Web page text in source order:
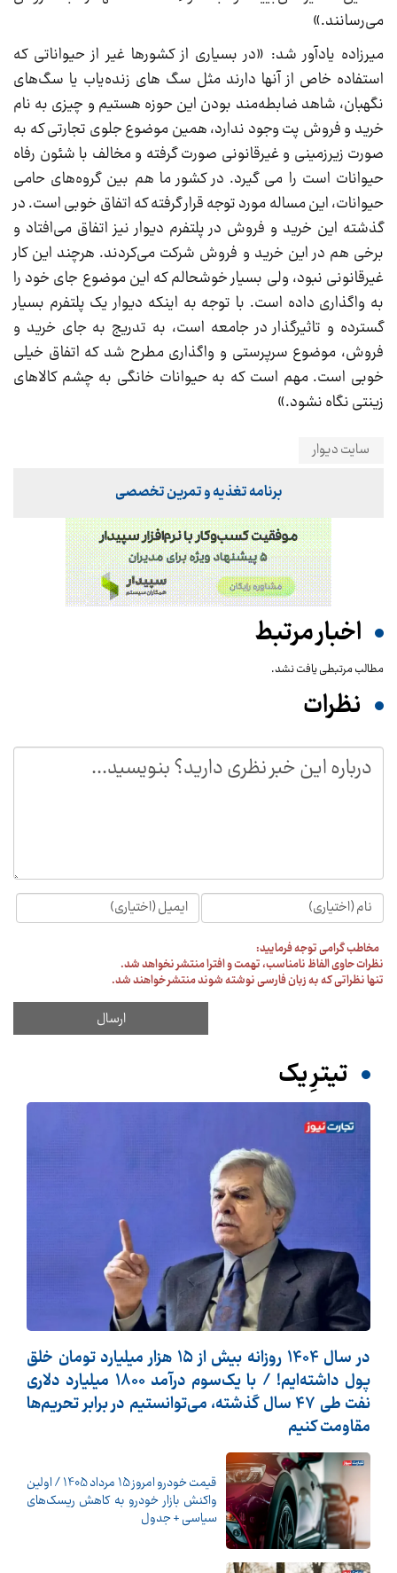
می‌رسانند.»
میرزاده یادآور شد: «در بسیاری از کشورها غیر از حیواناتی که
استفاده خاص از آنها دارند مثل سگ های زنده‌یاب یا سگ‌های
نگهبان، شاهد ضابطه‌مند بودن این حوزه هستیم و چیزی به نام
خرید و فروش پت وجود ندارد، همین موضوع جلوی تجارتی که به
صورت زیرزمینی و غیرقانونی صورت گرفته و مخالف با شئون رفاه
حیوانات است را می گیرد. در کشور ما هم بین گروه‌های حامی
حیوانات، این مساله مورد توجه قرار گرفته که اتفاق خوبی است. در
گذشته این خرید و فروش در پلتفرم دیوار نیز اتفاق می‌افتاد و
برخی هم در این خرید و فروش شرکت می‌کردند. هرچند این کار
غیرقانونی نبود، ولی بسیار خوشحالم که این موضوع جای خود را
به واگذاری داده است. با توجه به اینکه دیوار یک پلتفرم بسیار
گسترده و تاثیرگذار در جامعه است، به‌ تدریج به جای خرید و
فروش، موضوع سرپرستی و واگذاری مطرح شد که اتفاق خیلی
خوبی است. مهم است که به حیوانات خانگی به چشم کالاهای
زینتی نگاه نشود.»
سایت دیوار
برنامه تغذیه و تمرین تخصصی
اخبار مرتبط
مطالب مرتبطی یافت نشد.
نظرات
مخاطب گرامی توجه فرمایید:
نظرات حاوی الفاظ نامناسب، تهمت و افترا منتشر نخواهد شد.
تنها نظراتی که به زبان فارسی نوشته شوند منتشر خواهند شد.
تیترِ یک
در سال 1404 روزانه بیش از 15 هزار میلیارد تومان خلق
پول داشته‌ایم! / با یک‌سوم درآمد 1800 میلیارد دلاری
نفت طی 47 سال گذشته، می‌توانستیم در برابر تحریم‌ها
مقاومت کنیم
قیمت خودرو امروز 15 مرداد 1405 / اولین
واکنش بازار خودرو به کاهش ریسک‌های
سیاسی + جدول